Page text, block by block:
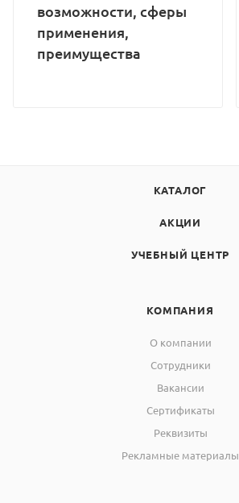
возможности, сферы
применения,
преимущества
КАТАЛОГ
АКЦИИ
УЧЕБНЫЙ ЦЕНТР
КОМПАНИЯ
О компании
Сотрудники
Вакансии
Сертификаты
Реквизиты
Рекламные материалы